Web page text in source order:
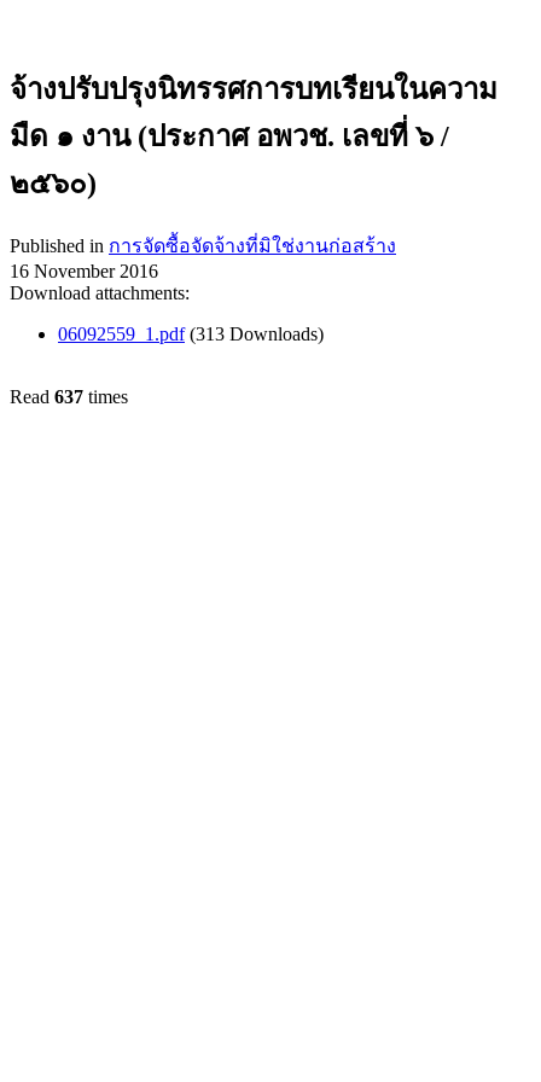
จ้างปรับปรุงนิทรรศการบทเรียนในความ
มืด ๑ งาน (ประกาศ อพวช. เลขที่ ๖ /
๒๕๖๐)
Published in การจัดซื้อจัดจ้างที่มิใช่งานก่อสร้าง
16 November 2016
Download attachments:
06092559_1.pdf (313 Downloads)
Read 637 times